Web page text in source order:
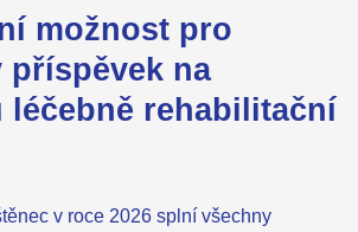
možnost pro
příspěvek na
léčebně rehabilitační
v roce 2026 splní všechny